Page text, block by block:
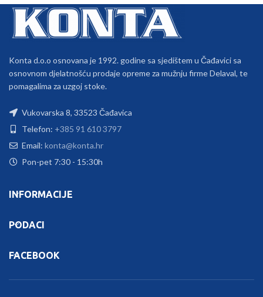
Konta d.o.o osnovana je 1992. godine sa sjedištem u Čađavici sa
osnovnom djelatnošću prodaje opreme za mužnju firme Delaval, te
pomagalima za uzgoj stoke.
Vukovarska 8, 33523 Čađavica
Telefon: +385 91 610 3797
Email: konta@konta.hr
Pon-pet 7:30 - 15:30h
INFORMACIJE
PODACI
FACEBOOK